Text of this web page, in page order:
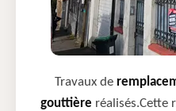
Travaux de
gouttière réalisés.Cette